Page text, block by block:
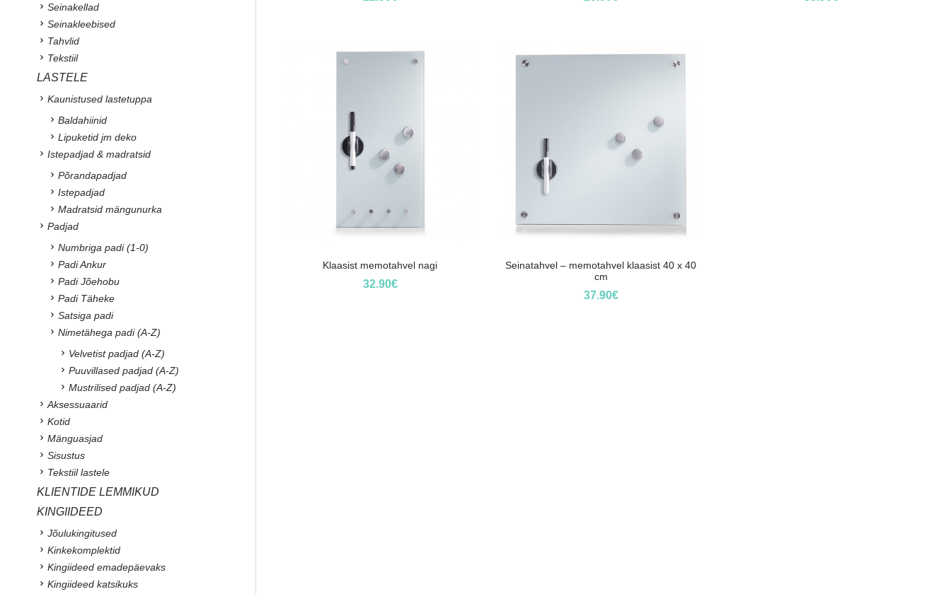
Klaasist memotahvel nagi
32.90€
Seinatahvel – memotahvel klaasist 40 x 40
cm
37.90€
Seinakellad
Seinakleebised
Tahvlid
Tekstiil
LASTELE
Kaunistused lastetuppa
Baldahiinid
Lipuketid jm deko
Istepadjad & madratsid
Põrandapadjad
Istepadjad
Madratsid mängunurka
Padjad
Numbriga padi (1-0)
Padi Ankur
Padi Jõehobu
Padi Täheke
Satsiga padi
Nimetähega padi (A-Z)
Velvetist padjad (A-Z)
Puuvillased padjad (A-Z)
Mustrilised padjad (A-Z)
Aksessuaarid
Kotid
Mänguasjad
Sisustus
Tekstiil lastele
KLIENTIDE LEMMIKUD
KINGIIDEED
Jõulukingitused
Kinkekomplektid
Kingiideed emadepäevaks
Kingiideed katsikuks